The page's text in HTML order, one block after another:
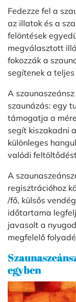
Fedezze fel a
az illatok és a
felöntések
megválasztott
fokozzák a
segítenek a
A
szaunázás: egy
támogatja a
segít kiszakadni
különleges
valódi
A
regisztrációhoz
/fő, külsős
időtartama
javasolt a
megfelelő
egyben